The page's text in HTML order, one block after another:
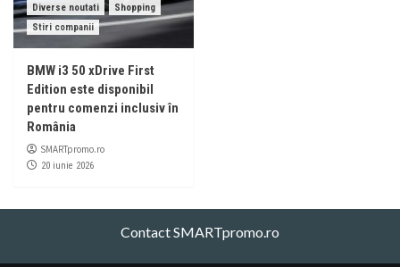
Diverse noutati
Shopping
Stiri companii
BMW i3 50 xDrive First
Edition este disponibil
pentru comenzi inclusiv în
România
SMARTpromo.ro
20 iunie 2026
Contact SMARTpromo.ro